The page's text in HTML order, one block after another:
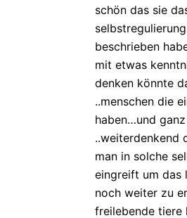
schön das sie
beschrieben
mit etwas
denken könnte
..menschen die
haben…und
..weiterdenkend
man in solche
eingreift um das
noch weiter zu
freilebende tiere